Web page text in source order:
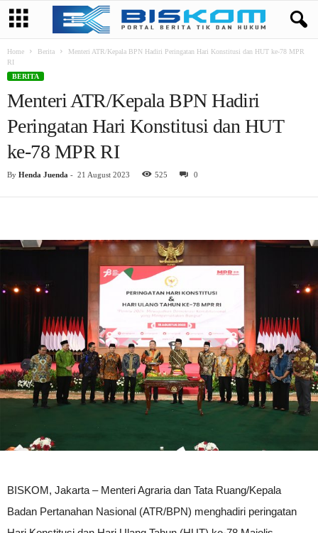
Home Berita
Menteri ATR/Kepala BPN Hadiri Peringatan Hari Konstitusi dan HUT ke-78 MPR
RI
BERITA
Menteri ATR/Kepala BPN Hadiri
Peringatan Hari Konstitusi dan HUT
ke-78 MPR RI
By Henda Juenda - 21 August 2023 525 0
BISKOM, Jakarta – Menteri Agraria dan Tata Ruang/Kepala
Badan Pertanahan Nasional (ATR/BPN) menghadiri peringatan